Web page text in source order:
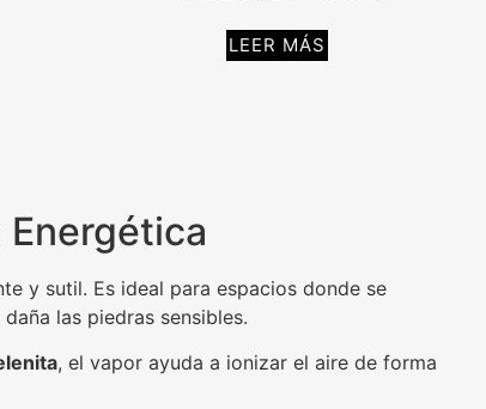
LEER MÁS
y sutil. Es ideal para espacios donde se
las piedras sensibles.
, el vapor ayuda a ionizar el aire de forma